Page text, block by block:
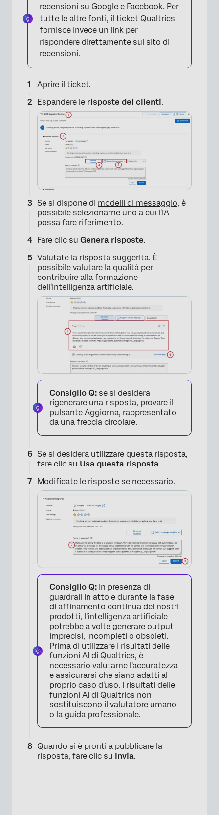
recensioni su Google e Facebook. Per
tutte le altre fonti, il ticket Qualtrics
fornisce invece un link per
rispondere direttamente sul sito di
recensioni.
Aprire il ticket.
Espandere le risposte dei clienti.
Se si dispone di modelli di messaggio, è
possibile selezionarne uno a cui l'IA
possa fare riferimento.
Fare clic su Genera risposte.
Valutate la risposta suggerita. È
possibile valutare la qualità per
contribuire alla formazione
dell'intelligenza artificiale.
×
Consiglio Q: se si desidera
rigenerare una risposta, provare il
pulsante Aggiorna, rappresentato
da una freccia circolare.
Se si desidera utilizzare questa risposta,
fare clic su Usa questa risposta.
Modificate le risposte se necessario.
Consiglio Q: in presenza di
guardrail in atto e durante la fase
di affinamento continua dei nostri
prodotti, l'intelligenza artificiale
potrebbe a volte generare output
imprecisi, incompleti o obsoleti.
Prima di utilizzare i risultati delle
funzioni AI di Qualtrics, è
necessario valutarne l'accuratezza
e assicurarsi che siano adatti al
proprio caso d'uso. I risultati delle
funzioni AI di Qualtrics non
sostituiscono il valutatore umano
o la guida professionale.
Quando si è pronti a pubblicare la
risposta, fare clic su Invia.